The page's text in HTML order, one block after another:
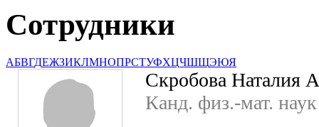
Сотрудники
АБВГДЕЖЗИКЛМНОПРСТУФХЦЧШЩЭЮЯ
Скробова Наталия
Канд. физ.-мат. наук